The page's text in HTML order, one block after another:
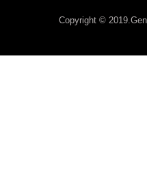
Copyright ©